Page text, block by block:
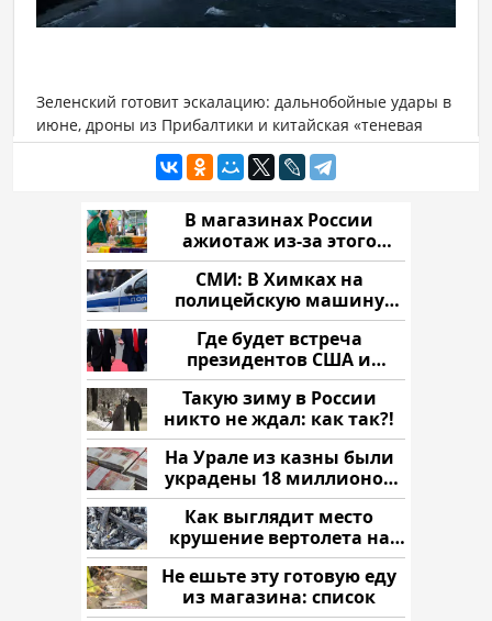
В магазинах России
ажиотаж из-за этого
продукта: что купить?
СМИ: В Химках на
полицейскую машину
напали и подожгли.
Где будет встреча
президентов США и
России: Европа?
Такую зиму в России
никто не ждал: как так?!
На Урале из казны были
украдены 18 миллионов
рублей
Как выглядит место
крушение вертолета на
Кавказе: смотреть
Не ешьте эту готовую еду
из магазина: список